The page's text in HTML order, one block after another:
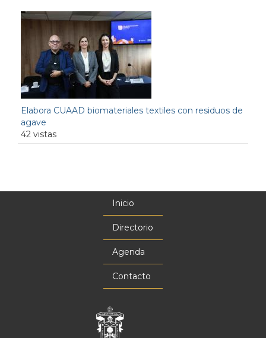
Elabora CUAAD biomateriales textiles con residuos de
agave
42 vistas
Inicio
Directorio
Agenda
Contacto